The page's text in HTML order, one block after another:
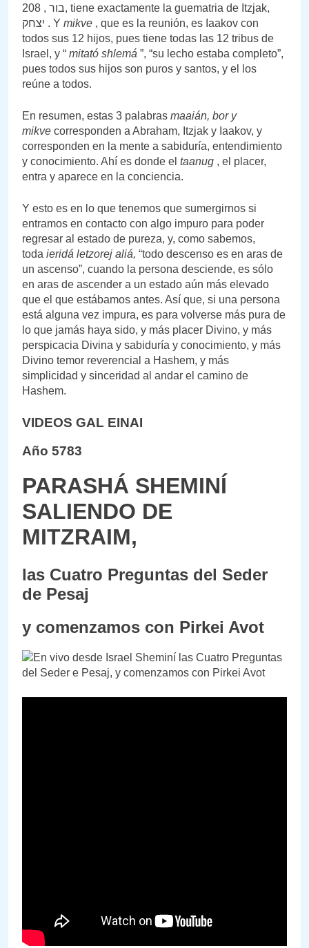
בור , 208, tiene exactamente la guematria de Itzjak,
יצחק . Y mikve , que es la reunión, es Iaakov con
todos sus 12 hijos, pues tiene todas las 12 tribus de
Israel, y “ mitató shlemá ”, “su lecho estaba completo”,
pues todos sus hijos son puros y santos, y el los
reúne a todos.
En resumen, estas 3 palabras maaián, bor y
mikve corresponden a Abraham, Itzjak y Iaakov, y
corresponden en la mente a sabiduría, entendimiento
y conocimiento. Ahí es donde el taanug , el placer,
entra y aparece en la conciencia.
Y esto es en lo que tenemos que sumergirnos si
entramos en contacto con algo impuro para poder
regresar al estado de pureza, y, como sabemos,
toda ieridá letzorej aliá, “todo descenso es en aras de
un ascenso”, cuando la persona desciende, es sólo
en aras de ascender a un estado aún más elevado
que el que estábamos antes. Así que, si una persona
está alguna vez impura, es para volverse más pura de
lo que jamás haya sido, y más placer Divino, y más
perspicacia Divina y sabiduría y conocimiento, y más
Divino temor reverencial a Hashem, y más
simplicidad y sinceridad al andar el camino de
Hashem.
VIDEOS GAL EINAI
Año 5783
PARASHÁ SHEMINÍ
SALIENDO DE
MITZRAIM,
las Cuatro Preguntas del Seder
de Pesaj
y comenzamos con Pirkei Avot